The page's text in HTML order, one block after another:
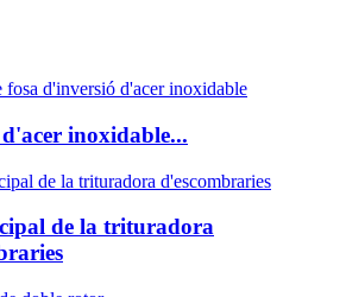
inoxidable...
de la trituradora